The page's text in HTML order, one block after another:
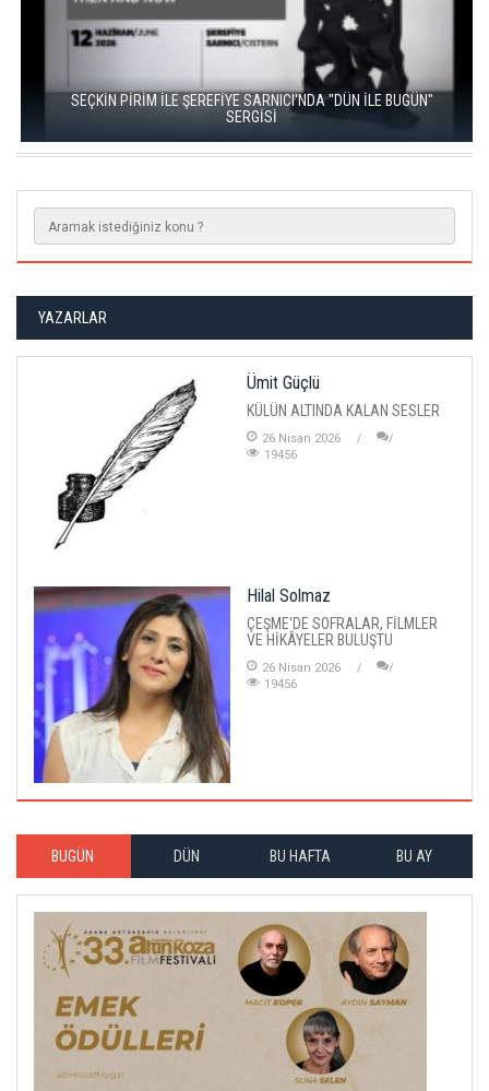
SEÇKİN PİRİM İLE ŞEREFİYE SARNICI'NDA "DÜN İLE BUGÜN"
SERGİSİ
YAZARLAR
Ümit Güçlü
KÜLÜN ALTINDA KALAN SESLER
26 Nisan 2026
19456
Hilal Solmaz
ÇEŞME'DE SOFRALAR, FİLMLER
VE HİKÂYELER BULUŞTU
26 Nisan 2026
19456
BUGÜN DÜN BU HAFTA BU AY